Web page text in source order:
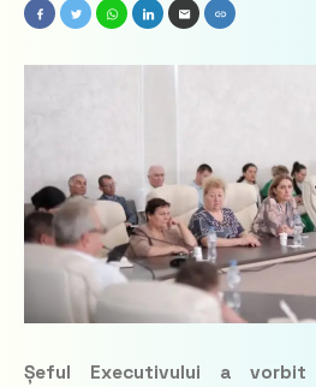
Șeful Executivului a vorbit